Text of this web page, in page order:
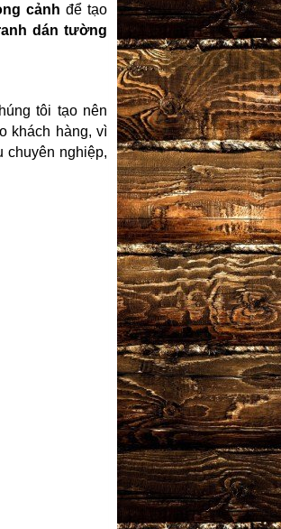
cảnh để tạo
dán tường
tôi tạo nên
khách hàng, vì
chuyên nghiệp,